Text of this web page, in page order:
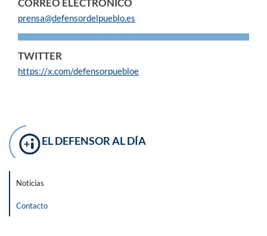
CORREO ELECTRÓNICO
prensa@defensordelpueblo.es
TWITTER
https://x.com/defensorpuebloe
EL DEFENSOR AL DÍA
Noticias
Contacto